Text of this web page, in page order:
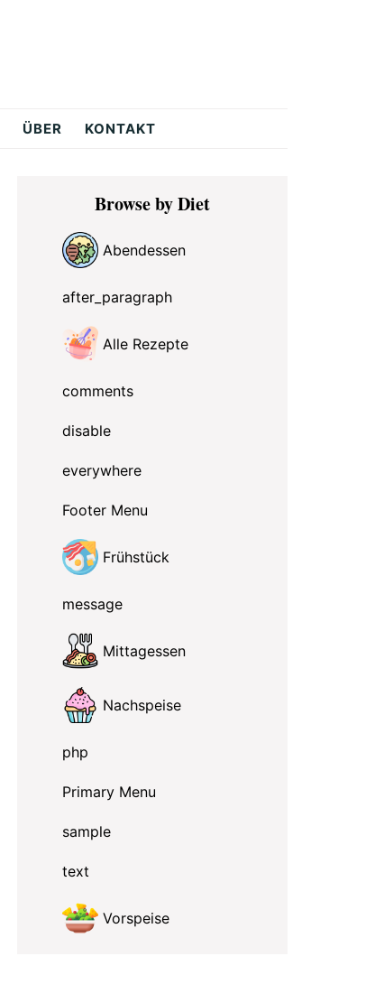
ÜBER KONTAKT
Primary
SidebarBrowse by Diet
Abendessen
after_paragraph
Alle Rezepte
comments
disable
everywhere
Footer Menu
Frühstück
message
Mittagessen
Nachspeise
php
Primary Menu
sample
text
Vorspeise